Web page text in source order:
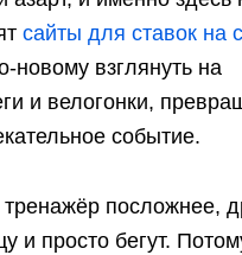
сайты для ставок на
новому взглянуть на
и велогонки,
событие.
посложнее,
и просто бегут.